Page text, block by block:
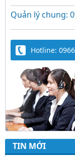
Quản lý chung:
Hotline:
TIN MỚI